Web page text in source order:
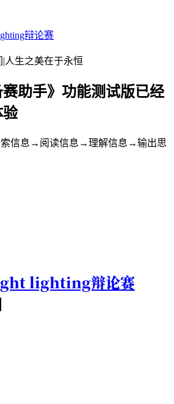
辩论赛
人生之美在于永恒
助手》功能测试版已经
验
索信息→阅读信息→理解信息→输出思
lighting辩论赛